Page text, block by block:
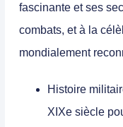
fascinante et ses
combats, et à la
mondialement
Histoire
XIXe siècle